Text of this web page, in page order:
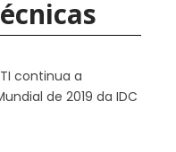
continua a
de 2019 da IDC